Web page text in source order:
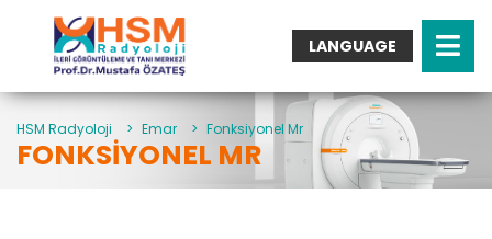
LANGUAGE
Turkish
English
Arabic
German
HSM Radyoloji > Emar > Fonksiyonel Mr
FONKSIYONEL MR